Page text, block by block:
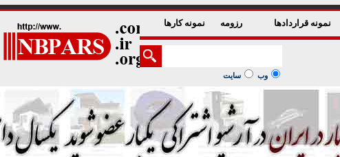
نمونه قراردادها رزومه نمونه کارها
وب سایت